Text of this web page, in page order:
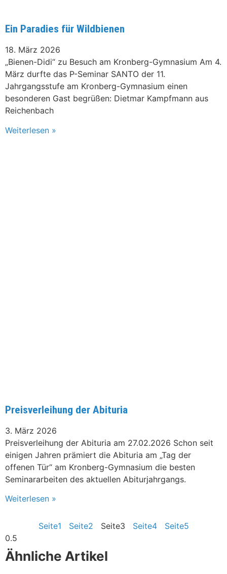
Ein Paradies für Wildbienen
18. März 2026
„Bienen-Didi“ zu Besuch am Kronberg-Gymnasium Am 4.
März durfte das P-Seminar SANTO der 11.
Jahrgangsstufe am Kronberg-Gymnasium einen
besonderen Gast begrüßen: Dietmar Kampfmann aus
Reichenbach
Weiterlesen »
Preisverleihung der Abituria
3. März 2026
Preisverleihung der Abituria am 27.02.2026 Schon seit
einigen Jahren prämiert die Abituria am „Tag der
offenen Tür“ am Kronberg-Gymnasium die besten
Seminararbeiten des aktuellen Abiturjahrgangs.
Weiterlesen »
Seite1 Seite2 Seite3 Seite4 Seite5
Ähnliche Artikel